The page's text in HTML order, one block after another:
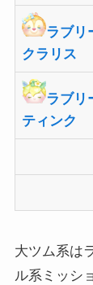
ラブリ
クラリス
ラブリ
ティンク
大ツム系は
ル系ミッシ